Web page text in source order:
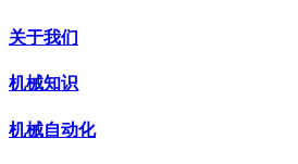
关于我们
机械知识
机械自动化